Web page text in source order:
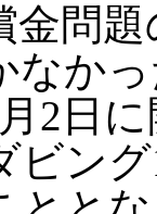
問題
なか
2日
ビン